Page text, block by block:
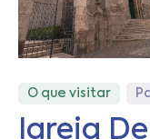
O que visitar
Igreja